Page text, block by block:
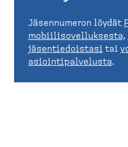
Jäsennumeron löydät
mobiilisovelluksesta,
jäsentiedoistasi tai
asiointipalvelusta.